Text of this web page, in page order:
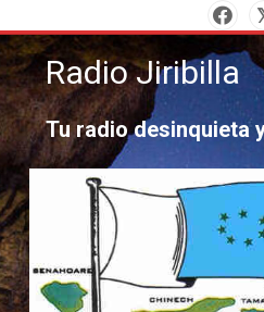
al
contenidoRadio Jiribilla
Tu radio desinquieta